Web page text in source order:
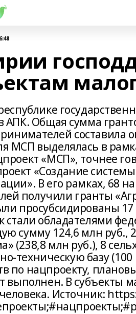
АПК. Общая сумма
составила
МСП выделялась в
«МСП», точнее
«Создание
В его рамках, 68
получили гранты
просубсидированы 17
стали обладателями
сумму 124,6 млн руб.,
(238,8 млн руб.), 8
техническую базу
по нацпроекту,
выполнен. В субъекты
Источник: